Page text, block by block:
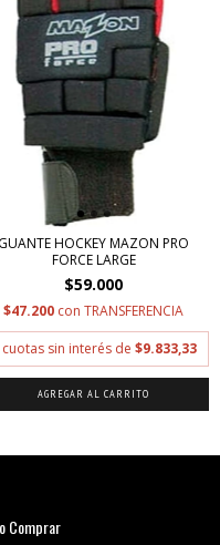
GUANTE HOCKEY MAZON PRO
FORCE LARGE
$59.000
$47.200 con TRANSFERENCIA
cuotas sin interés de $9.833,33
Comprar